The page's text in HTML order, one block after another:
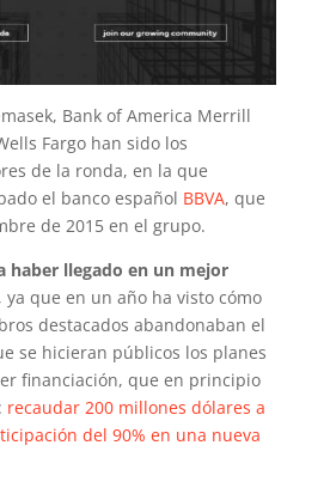
Bank of America Merrill
Fargo han sido los
de la ronda, en la que
el banco español BBVA, que
de 2015 en el grupo.
haber llegado en un mejor
ya que en un año ha visto cómo
destacados abandonaban el
se hicieran públicos los planes
financiación, que en principio
recaudar 200 millones dólares a
del 90% en una nueva